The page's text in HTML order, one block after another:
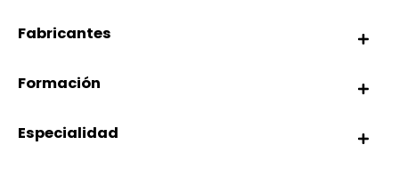
Fabricantes
Formación
Especialidad